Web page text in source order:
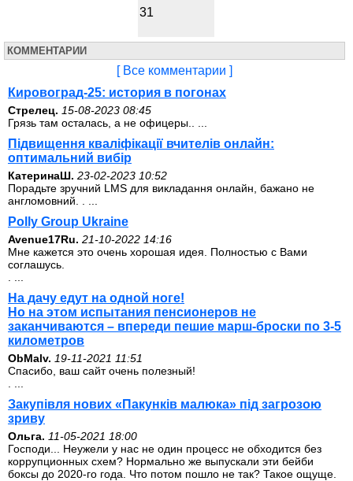
31
КОММЕНТАРИИ
[ Все комментарии ]
Кировоград-25: история в погонах
Стрелец. 15-08-2023 08:45
Грязь там осталась, а не офицеры.. ...
Підвищення кваліфікації вчителів онлайн:
оптимальний вибір
КатеринаШ. 23-02-2023 10:52
Порадьте зручний LMS для викладання онлайн, бажано не
англомовний. . ...
Polly Group Ukraine
Avenue17Ru. 21-10-2022 14:16
Мне кажется это очень хорошая идея. Полностью с Вами
соглашусь.
На дачу едут на одной ноге!
Но на этом испытания пенсионеров не
заканчиваются – впереди пешие марш-броски по 3-5
километров
ОbMalv. 19-11-2021 11:51
Спасибо, ваш сайт очень полезный!
Закупівля нових «Пакунків малюка» під загрозою
зриву
Ольга. 11-05-2021 18:00
Господи... Неужели у нас не один процесс не обходится без
коррупционных схем? Нормально же выпускали эти бейби
боксы до 2020-го года. Что потом пошло не так? Такое ощуще.